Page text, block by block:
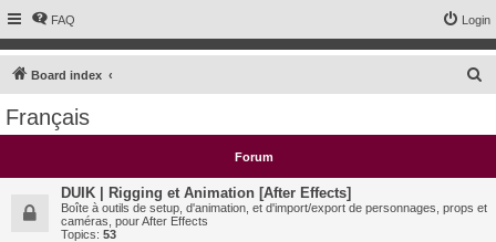
FAQ Login
Board index
c
h
Français
Forum
DUIK | Rigging et Animation [After Effects]
Boîte à outils de setup, d'animation, et d'import/export de personnages, props et
caméras, pour After Effects
Topics: 53